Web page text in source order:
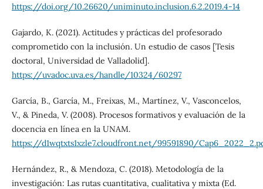
https://doi.org/10.26620/uniminuto.inclusion.6.2.2019.4-14
Gajardo, K. (2021). Actitudes y prácticas del profesorado
comprometido con la inclusión. Un estudio de casos [Tesis
doctoral, Universidad de Valladolid].
https://uvadoc.uva.es/handle/10324/60297
García, B., García, M., Freixas, M., Martínez, V., Vasconcelos,
V., & Pineda, V. (2008). Procesos formativos y evaluación de la
docencia en línea en la UNAM.
https://d1wqtxts1xzle7.cloudfront.net/99591890/
Hernández, R., & Mendoza, C. (2018). Metodología de la
investigación: Las rutas cuantitativa, cualitativa y mixta (Ed.